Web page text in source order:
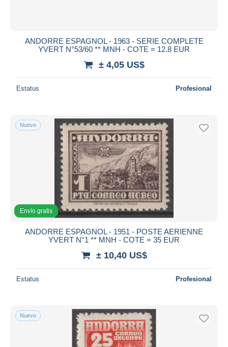
ANDORRE ESPAGNOL - 1963 - SERIE COMPLETE
YVERT N°53/60 ** MNH - COTE = 12.8 EUR
± 4,05 US$
Estatus Profesional
Nuevo
Envío gratis
ANDORRE ESPAGNOL - 1951 - POSTE AERIENNE
YVERT N°1 ** MNH - COTE = 35 EUR
± 10,40 US$
Estatus Profesional
Nuevo